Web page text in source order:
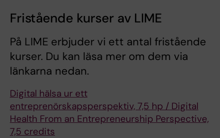
Fristående kurser av LIME
På LIME erbjuder vi ett antal fristående
kurser. Du kan läsa mer om dem via
länkarna nedan.
Digital hälsa ur ett
entreprenörskapsperspektiv, 7,5 hp / Digital
Health From an Entrepreneurship Perspective,
7,5 credits